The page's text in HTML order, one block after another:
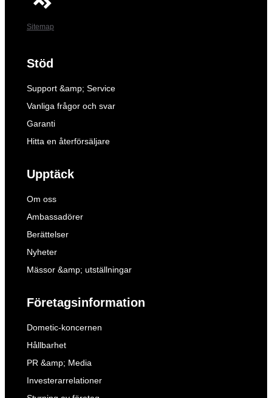
Sitemap
Stöd
Support &amp; Service
Vanliga frågor och svar
Garanti
Hitta en återförsäljare
Upptäck
Om oss
Ambassadörer
Berättelser
Nyheter
Mässor &amp; utställningar
Företagsinformation
Dometic-koncernen
Hållbarhet
PR &amp; Media
Investerarrelationer